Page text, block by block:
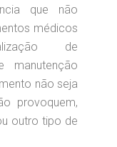
que não
médicos
de
manutenção
não seja
provoquem,
outro tipo de